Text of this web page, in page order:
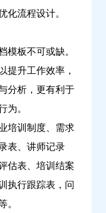
化流程设计。
模板不可或缺。
提升工作效率，
分析，更有利于
为。
培训制度、需求
表、讲师记录
估表、培训结案
执行跟踪表，问
。